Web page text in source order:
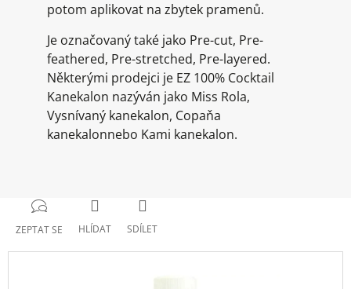
potom aplikovat na zbytek pramenů.
Je označovaný také jako Pre-cut, Pre-
feathered, Pre-stretched, Pre-layered.
Některými prodejci je EZ 100% Cocktail
Kanekalon nazýván jako Miss Rola,
Vysnívaný kanekalon, Copaňa
kanekalonnebo Kami kanekalon.
ZEPTAT SE HLÍDAT SDÍLET